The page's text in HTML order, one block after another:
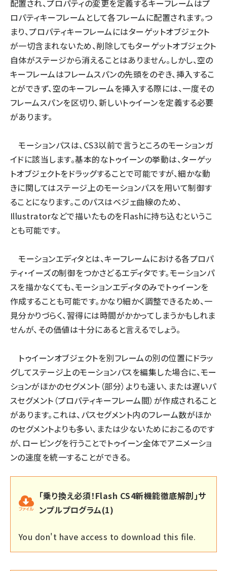
配置され、プロパティの変更を定義するキーフレームはプ
ロパティキーフレームとして各フレームに配置されます。つ
まり、プロパティキーフレームにはターゲットオブジェクト
が一切含まれないため、削除してもターゲットオブジェクト
自体がステージから消えることはありません。しかし、空の
キーフレームはフレームスパンの先頭をのぞき、挿入するこ
とができず、空のキーフレームを挿入する際には、一度その
フレームスパンを区切り、新しいトゥイーンを定義する必要
があります。
モーションパスは、CS3以前で言うところのモーションガ
イドに該当します。基本的なトゥイーンの挙動は、ターゲッ
トオブジェクトをドラッグすることで可能ですが、細かな動
きに関してはステージ上のモーションパスを用いて制御す
ることになります。このパスはベジェ曲線のため、
Illustratorなどで描いたものをFlashに持ち込むというこ
とも可能です。
モーションエディタとは、キーフレームにおける各プロパ
ティ・イーズの制御をつかさどるエディタです。モーションパ
スを描かなくても、モーションエディタのみでトゥイーンを
作成することも可能です。かなり細かく調整できるため、一
見分かりづらく、習得には時間がかかってしまうかもしれま
せんが、その価値は十分にあると言えるでしょう。
トゥイーンオブジェクトを別フレームの別の位置にドラッ
グしてステージ上のモーションパスを編集した場合に、モー
ションがほかのセグメント（部分）よりも速い、または遅いパ
スセグメント（プロパティキーフレーム間）が作成されること
があります。これは、パスセグメント内のフレーム数がほか
のセグメントよりも多い、または少ないためにおこるのです
が、ロービングを行うことでトゥイーン全体でアニメーショ
ンの速度を統一することができる。
｢乗り換え必須！Flash CS4新機能徹底解剖｣サ
ンプルプログラム(1)
You don't have access to download this file.